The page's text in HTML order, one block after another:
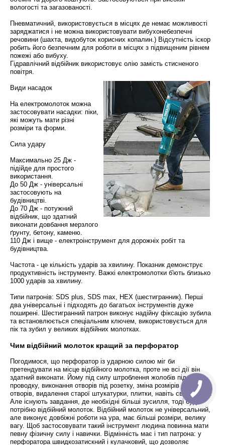
вологості та загазованості.
Пневматичний, використовується в місцях де немає можливості
заряджатися і не можна використовувати вибухонебезпечні
речовини (шахта, видобуток корисних копалин.) Відсутність іскор
робить його безпечним для роботи в місцях з підвищеним рівнем
пожежі або вибуху.
Гідравлічний відбійник використовує олію замість стисненого
повітря.
Види насадок
На електромолоток можна
застосовувати насадки: піки,
які можуть мати різні
розміри та форми.
Сила удару
Максимально 25 Дж -
підійде для простого
використання.
До 50 Дж - універсальні
застосовують на
будівництві.
До 70 Дж - потужний
відбійник, що здатний
виконати довбання мерзлого
ґрунту, бетону, каменю.
110 Дж і вище - електроінструмент для дорожніх робіт та
будівництва.
Частота - це кількість ударів за хвилину. Показник демонструє
продуктивність інструменту. Важкі електромолотки б'ють близько
1000 ударів за хвилину.
Типи патронів: SDS plus, SDS max, HEX (шестигранник). Перші
два універсальні і підходять до багатьох інструментів дуже
поширені. Шестигранний патрон виконує надійну фіксацію зубила
та встановлюється спеціальним ключем, використовується для
пік та зубил у великих відбійних молотках.
Чим відбійний молоток кращий за перфоратор
Погодимося, що перфоратор із ударною силою міг би
претендувати на місце відбійного молотка, проте не всі дії він
здатний виконати. Йому під силу штроблення жолобів під
проводку, виконання отворів під розетку, зміна розмірів віконних
отворів, видалення старої штукатурки, плитки, навіть свердління.
Але існують завдання, де необхідні більші зусилля, тоді буде
потрібно відбійний молоток. Відбійний молоток не універсальний,
але виконує довбіжні роботи на ура, має більші розміри, велику
вагу. Щоб застосовувати такий інструмент людина повинна мати
певну фізичну силу і навички. Відмінність має і тип патрона: у
перфоратора швидкозатискний і кулачковий, що дозволяє